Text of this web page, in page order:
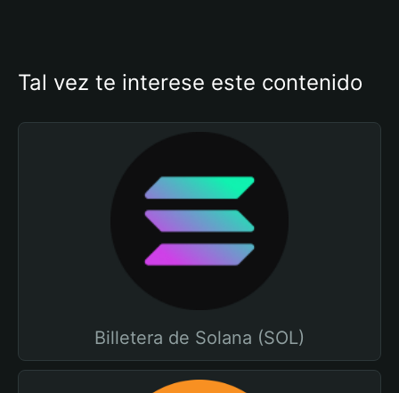
Tal vez te interese este contenido
Billetera de Solana (SOL)